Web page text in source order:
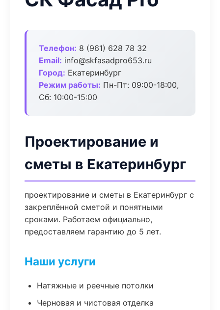
Телефон: 8 (961) 628 78 32
Email: info@skfasadpro653.ru
Город: Екатеринбург
Режим работы: Пн-Пт: 09:00-18:00,
Сб: 10:00-15:00
Проектирование и
сметы в Екатеринбург
проектирование и сметы в Екатеринбург с
закреплённой сметой и понятными
сроками. Работаем официально,
предоставляем гарантию до 5 лет.
Наши услуги
Натяжные и реечные потолки
Черновая и чистовая отделка